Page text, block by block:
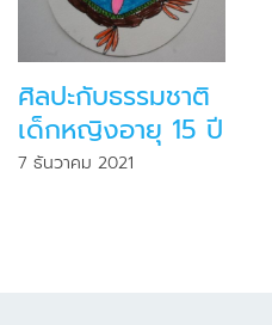
ศิลปะกับธรรมชาติ
เด็กหญิงอายุ 15 ปี
7 ธันวาคม 2021